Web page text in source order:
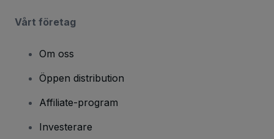
Vårt företag
Om oss
Öppen distribution
Affiliate-program
Investerare